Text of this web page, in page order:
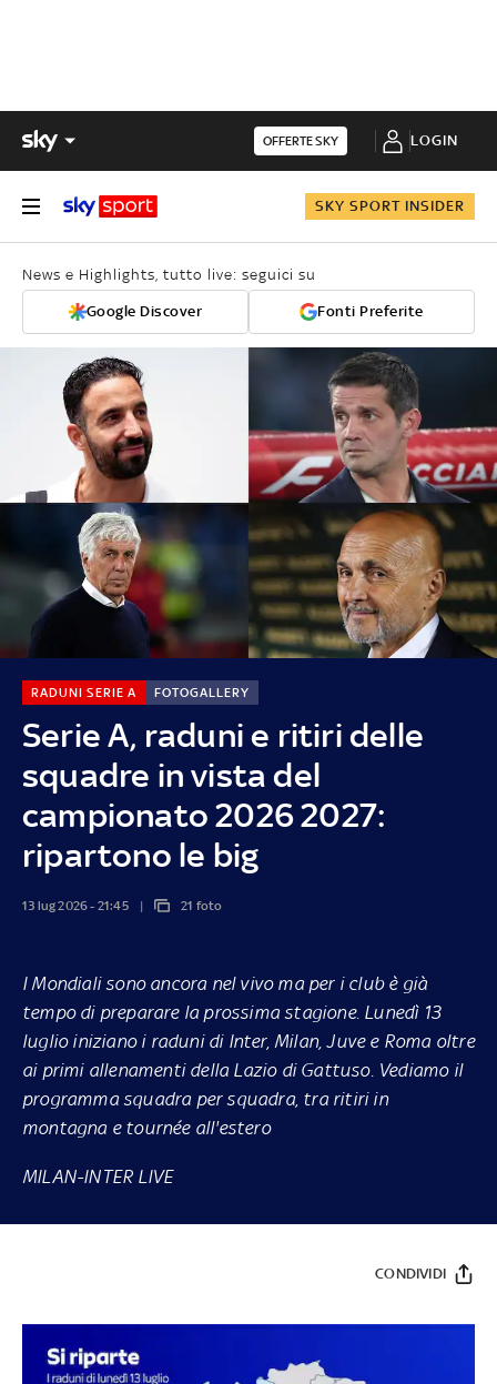
OFFERTE SKY LOGIN
SKY SPORT INSIDER
News e Highlights, tutto live: seguici su
Google Discover Fonti Preferite
Serie A, raduni e ritiri delle
squadre in vista del
campionato 2026 2027:
ripartono le big
RADUNI SERIE A FOTOGALLERY
13 lug 2026 - 21:45 21 foto
I Mondiali sono ancora nel vivo ma per i club è già
tempo di preparare la prossima stagione. Lunedì 13
luglio iniziano i raduni di Inter, Milan, Juve e Roma oltre
ai primi allenamenti della Lazio di Gattuso. Vediamo il
programma squadra per squadra, tra ritiri in
montagna e tournée all'estero
MILAN-INTER LIVE
CONDIVIDI